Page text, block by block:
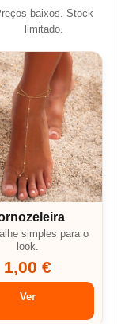
baixos. Stock
limitado.
simples para o
look.
1,00 €
Ver